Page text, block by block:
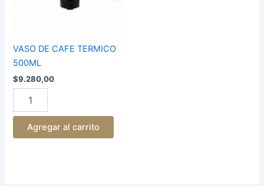
VASO DE CAFE TERMICO
500ML
$9.280,00
Agregar al carrito